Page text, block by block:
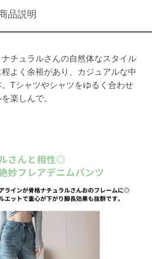
品説明
チュラルさんの自然体なスタイル
よく余裕があり、カジュアルな中
Tシャツやシャツをゆるく合わせ
楽しんで。